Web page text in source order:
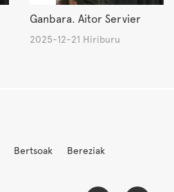
Ganbara. Aitor Servier
2025-12-21 Hiriburu
Bertsoak
Bereziak